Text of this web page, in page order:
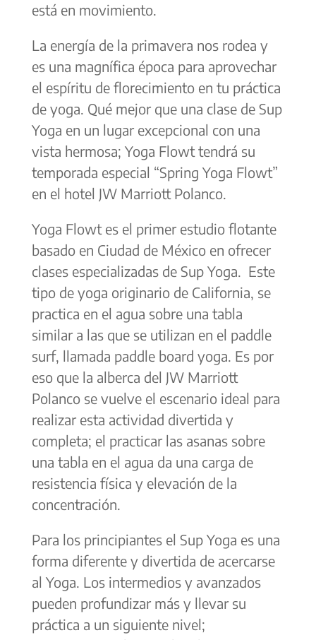
está en movimiento.
La energía de la primavera nos rodea y
es una magnífica época para aprovechar
el espíritu de florecimiento en tu práctica
de yoga. Qué mejor que una clase de Sup
Yoga en un lugar excepcional con una
vista hermosa; Yoga Flowt tendrá su
temporada especial “Spring Yoga Flowt”
en el hotel JW Marriott Polanco.
Yoga Flowt es el primer estudio flotante
basado en Ciudad de México en ofrecer
clases especializadas de Sup Yoga. Este
tipo de yoga originario de California, se
practica en el agua sobre una tabla
similar a las que se utilizan en el paddle
surf, llamada paddle board yoga. Es por
eso que la alberca del JW Marriott
Polanco se vuelve el escenario ideal para
realizar esta actividad divertida y
completa; el practicar las asanas sobre
una tabla en el agua da una carga de
resistencia física y elevación de la
concentración.
Para los principiantes el Sup Yoga es una
forma diferente y divertida de acercarse
al Yoga. Los intermedios y avanzados
pueden profundizar más y llevar su
práctica a un siguiente nivel;